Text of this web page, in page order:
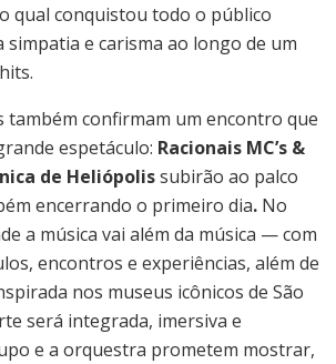
qual conquistou todo o público
simpatia e carisma ao longo de um
também confirmam um encontro que
espetáculo: Racionais MC’s &
de Heliópolissubirão ao palco
encerrando o primeiro dia. No
a música vai além da música — com
encontros e experiências, além de
nos museus icônicos de São
será integrada, imersiva e
e a orquestra prometem mostrar,